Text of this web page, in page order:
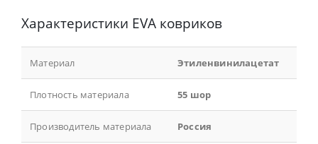
Характеристики EVA ковриков
Материал Этиленвинилацетат
Плотность материала 55 шор
Производитель материала Россия